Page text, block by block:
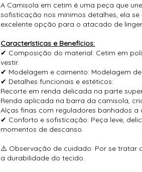
A Camisola em cetim é uma peça que
sofisticação nos mínimos detalhes, ela
excelente opção para o atacado de
Características e Benefícios:
✔ Composição do material: Cetim em
vestir.
✔ Modelagem e caimento: Modelagem
✔ Detalhes funcionais e estéticos:
Recorte em renda delicada na parte
Renda aplicada na barra da camisola,
Alças finas com reguladores banhados
✔ Conforto e sofisticação: Peça leve,
momentos de descanso.
⚠️ Observação de cuidado: Por se tratar
a durabilidade do tecido.